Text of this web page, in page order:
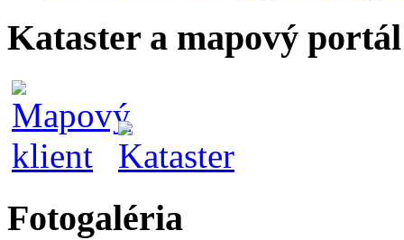
Kataster a mapový portál
Fotogaléria